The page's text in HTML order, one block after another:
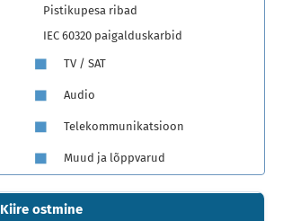
Pistikupesa ribad
IEC 60320 paigalduskarbid
TV / SAT
Audio
Telekommunikatsioon
Muud ja lõppvarud
Kiire ostmine